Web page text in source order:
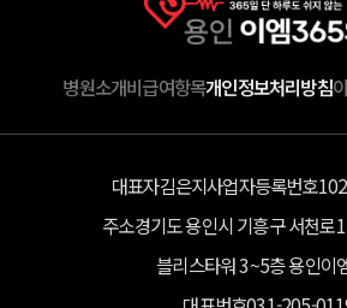
병원소개비급여항목개인정보처리방침
대표자김은지사업자등록번호
주소경기도 용인시 기흥구 서천로
블리스타워 3~5층 용인이